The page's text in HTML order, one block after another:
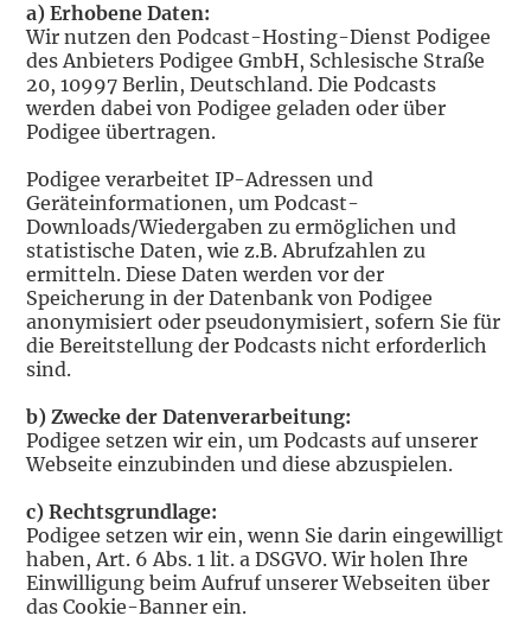
a) Erhobene Daten:
Wir nutzen den Podcast-Hosting-Dienst Podigee
des Anbieters Podigee GmbH, Schlesische Straße
20, 10997 Berlin, Deutschland. Die Podcasts
werden dabei von Podigee geladen oder über
Podigee übertragen.
Podigee verarbeitet IP-Adressen und
Geräteinformationen, um Podcast-
Downloads/Wiedergaben zu ermöglichen und
statistische Daten, wie z.B. Abrufzahlen zu
ermitteln. Diese Daten werden vor der
Speicherung in der Datenbank von Podigee
anonymisiert oder pseudonymisiert, sofern Sie für
die Bereitstellung der Podcasts nicht erforderlich
sind.
b) Zwecke der Datenverarbeitung:
Podigee setzen wir ein, um Podcasts auf unserer
Webseite einzubinden und diese abzuspielen.
c) Rechtsgrundlage:
Podigee setzen wir ein, wenn Sie darin eingewilligt
haben, Art. 6 Abs. 1 lit. a DSGVO. Wir holen Ihre
Einwilligung beim Aufruf unserer Webseiten über
das Cookie-Banner ein.